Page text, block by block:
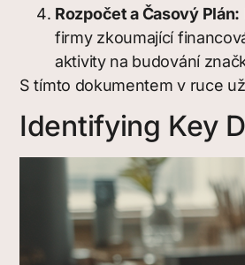
Rozpočet a Časový Plán:
firmy zkoumající
aktivity na budování
S tímto dokumentem v ruce
Identifying Key